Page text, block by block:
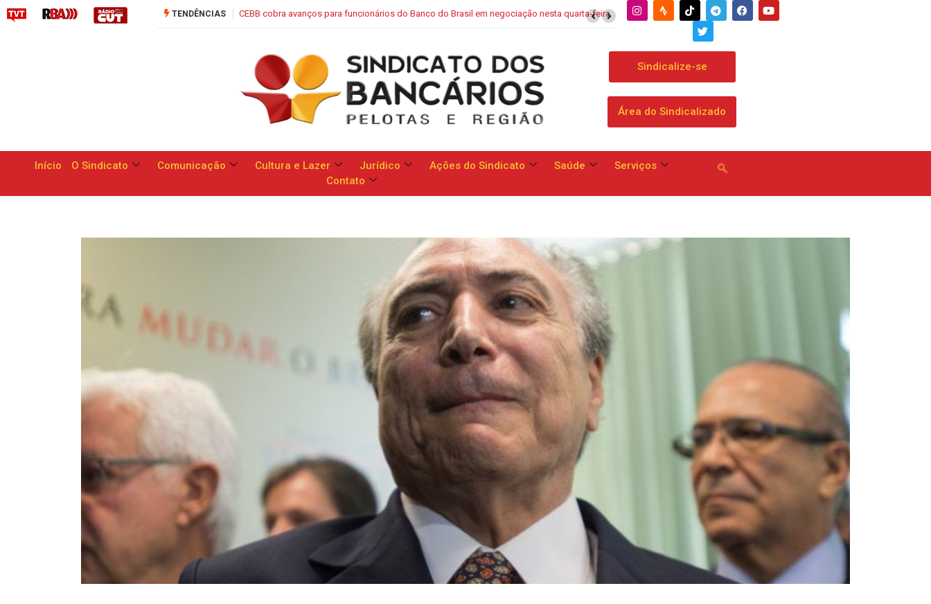
TENDÊNCIAS
CEBB cobra avanços para funcionários do Banco do Brasil em negociação nesta quarta-feira
Campanha Nacional: bancos se comprometem a apresentar proposta geral às
reivindicações da categoria no dia 13
Sindicalize-se
Área do Sindicalizado
Início O Sindicato Comunicação Cultura e Lazer Jurídico Ações do Sindicato Saúde
Serviços
Contato